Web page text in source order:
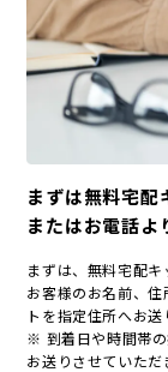
まずは無料宅配
またはお電話よ
まずは、無料宅配キ
お客様のお名前、
トを指定住所へお送
※ 到着日や時間帯
お送りさせていただ